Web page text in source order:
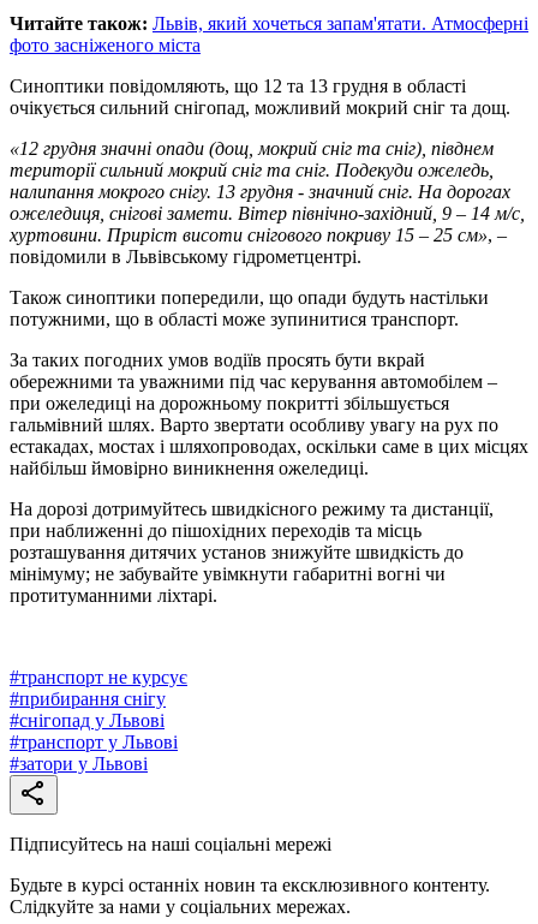
Читайте також: Львів, який хочеться запам'ятати. Атмосферні
фото засніженого міста
Синоптики повідомляють, що 12 та 13 грудня в області
очікується сильний снігопад, можливий мокрий сніг та дощ.
«12 грудня значні опади (дощ, мокрий сніг та сніг), півднем
території сильний мокрий сніг та сніг. Подекуди ожеледь,
налипання мокрого снігу. 13 грудня - значний сніг. На дорогах
ожеледиця, снігові замети. Вітер північно-західний, 9 – 14 м/с,
хуртовини. Приріст висоти снігового покриву 15 – 25 см», –
повідомили в Львівському гідрометцентрі.
Також синоптики попередили, що опади будуть настільки
потужними, що в області може зупинитися транспорт.
За таких погодних умов водіїв просять бути вкрай
обережними та уважними під час керування автомобілем –
при ожеледиці на дорожньому покритті збільшується
гальмівний шлях. Варто звертати особливу увагу на рух по
естакадах, мостах і шляхопроводах, оскільки саме в цих місцях
найбільш ймовірно виникнення ожеледиці.
На дорозі дотримуйтесь швидкісного режиму та дистанції,
при наближенні до пішохідних переходів та місць
розташування дитячих установ знижуйте швидкість до
мінімуму; не забувайте увімкнути габаритні вогні чи
протитуманними ліхтарі.
#транспорт не курсує
#прибирання снігу
#снігопад у Львові
#транспорт у Львові
#затори у Львові
Підписуйтесь на наші соціальні мережі
Будьте в курсі останніх новин та ексклюзивного контенту.
Слідкуйте за нами у соціальних мережах.